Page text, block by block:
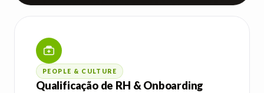
PEOPLE & CULTURE
Qualificação de RH & Onboarding